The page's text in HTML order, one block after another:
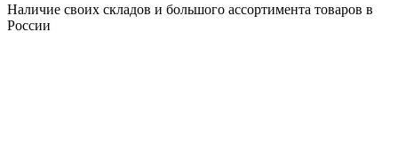
Наличие своих складов и большого ассортимента товаров в
России